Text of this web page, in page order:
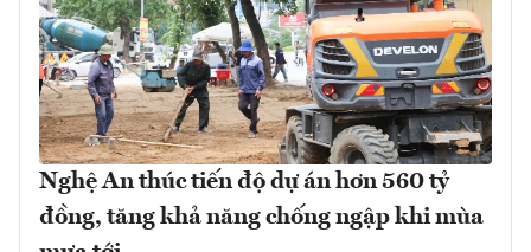
Nghệ An thúc tiến độ dự án hơn 560 tỷ
đồng, tăng khả năng chống ngập khi mùa